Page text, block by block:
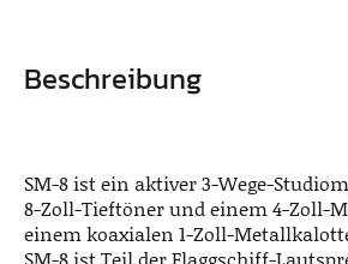
Beschreibung
SM-8 ist ein aktiver 3-Wege-
8-Zoll-Tieftöner und einem 4-Zoll-
einem koaxialen 1-Zoll-